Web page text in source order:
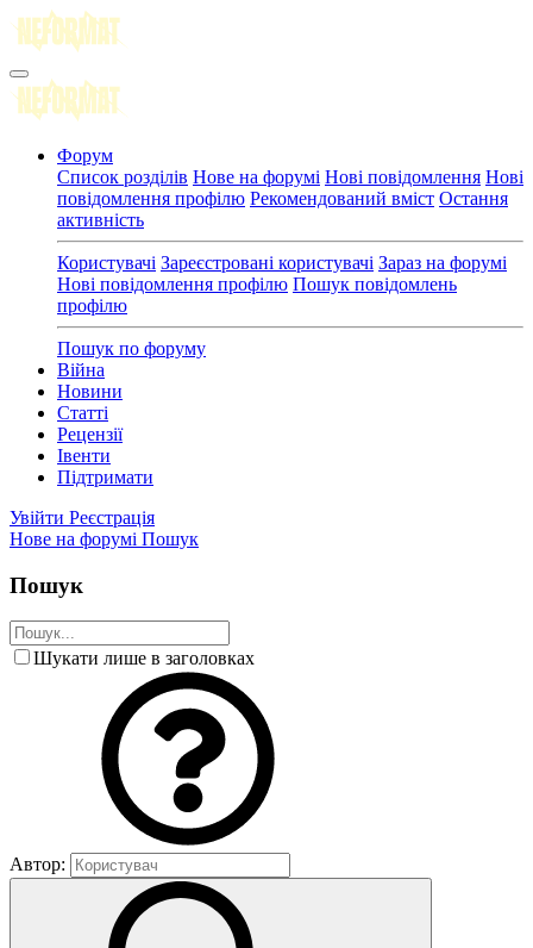
Форум
Список розділів Нове на форумі Нові повідомлення Нові
повідомлення профілю Рекомендований вміст Остання
активність
Користувачі Зареєстровані користувачі Зараз на форумі
Нові повідомлення профілю Пошук повідомлень
профілю
Пошук по форуму
Війна
Новини
Статті
Рецензії
Івенти
Підтримати
Увійти Реєстрація
Нове на форумі Пошук
Пошук
Шукати лише в заголовках
Автор: